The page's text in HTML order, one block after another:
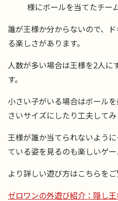
様にボールを当てたチー
誰が王様か分からないので、
る楽しさがあります。
人数が多い場合は王様を2人に
す。
小さい子がいる場合はボール
さいサイズにしたり工夫してみ
王様が誰か当てられないよう
ている姿を見るのも楽しいゲー
より詳しい遊び方はこちらをご
ゼロワンの外遊び紹介：隠し